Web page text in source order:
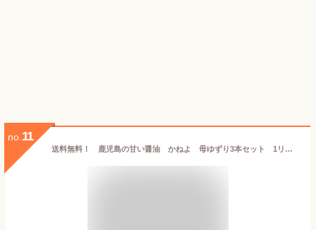
no. 11
送料無料！ 鹿児島の甘い醤油 かねよ 母ゆずり3本セット 1リットル 薄口・濃口組み合わせ自由！※東北・北海道・沖縄・国内離島地域へは発送出来ません